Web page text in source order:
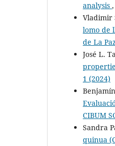
analysis ,
Vladimir
lomo de
de La
José L.
1 (2024)
CIBUM
Sandra
quinua